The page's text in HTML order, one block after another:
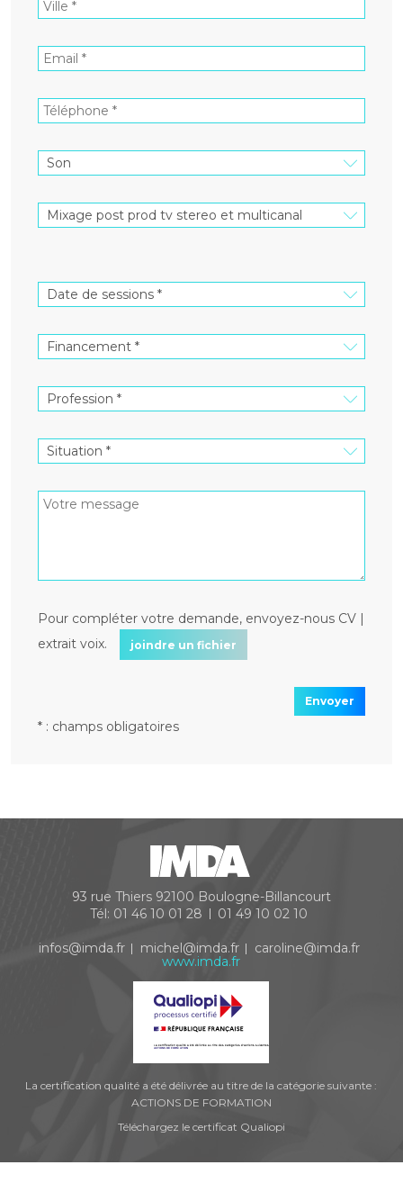
Pour compléter votre demande, envoyez-nous CV |
extrait voix.
joindre un fichier
Envoyer
* : champs obligatoires
93 rue Thiers 92100 Boulogne-Billancourt
Tél: 01 46 10 01 28 01 49 10 02 10
infos@imda.fr michel@imda.fr caroline@imda.fr
www.imda.fr
La certification qualité a été délivrée au titre de la catégorie suivante :
ACTIONS DE FORMATION
Téléchargez le certificat Qualiopi